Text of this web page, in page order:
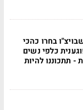
בחרו כהכי
כלפי נשים
תתכוננו להיות